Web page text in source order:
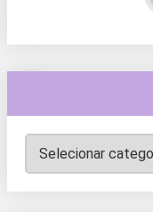
Categorias